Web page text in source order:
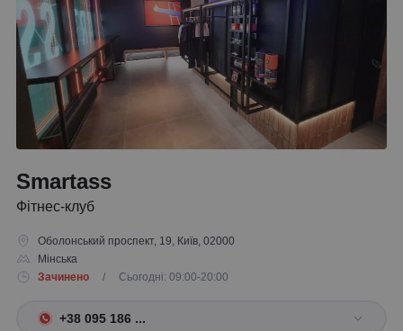
Smartass
Фітнес-клуб
Оболонський проспект, 19, Київ, 02000
Мінська
Зачинено
/ Сьогодні: 09:00-20:00
+38 095 186 ...